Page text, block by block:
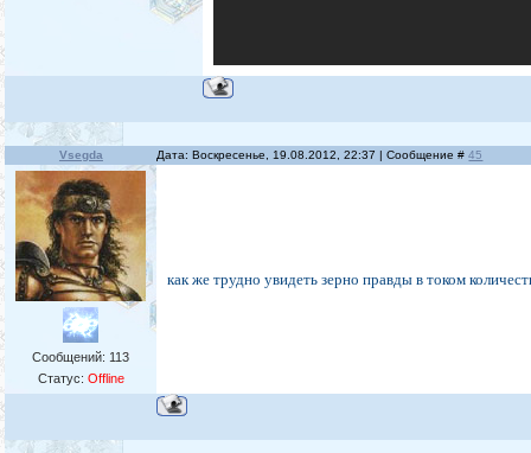
Vsegda Дата: Воскресенье, 19.08.2012, 22:37 | Сообщение #45
Сообщений: 113
Статус: Offline
как же трудно увидеть зерно правды в током